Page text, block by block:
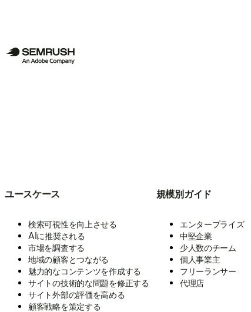
ユースケース
検索可視性を向上させる
AIに推奨される
市場を調査する
地域の顧客とつながる
魅力的なコンテンツを作成する
サイトの技術的な問題を修正する
サイト外部の評価を高める
顧客戦略を策定する
規模別ガイド
エンタープライズ
中堅企業
少人数のチーム
個人事業主
フリーランサー
代理店